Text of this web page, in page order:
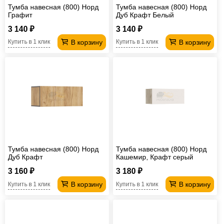
Тумба навесная (800) Норд
Графит
3 140 ₽
В корзину
Купить в 1 клик
Тумба навесная (800) Норд
Дуб Крафт Белый
3 140 ₽
В корзину
Купить в 1 клик
Тумба навесная (800) Норд
Дуб Крафт
3 160 ₽
В корзину
Купить в 1 клик
Тумба навесная (800) Норд
Кашемир, Крафт серый
3 180 ₽
В корзину
Купить в 1 клик